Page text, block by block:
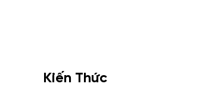
Kiến Thức